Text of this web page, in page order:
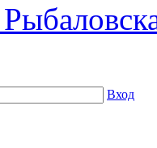
Вход